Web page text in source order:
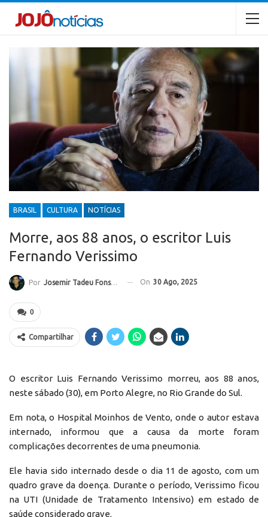
BRASIL CULTURA NOTÍCIAS
Morre, aos 88 anos, o escritor Luis
Fernando Verissimo
Por Josemir Tadeu Fonseca On 30 Ago, 2025
0
Compartilhar
O escritor Luis Fernando Verissimo morreu, aos 88 anos,
neste sábado (30), em Porto Alegre, no Rio Grande do Sul.
Em nota, o Hospital Moinhos de Vento, onde o autor estava
internado, informou que a causa da morte foram
complicações decorrentes de uma pneumonia.
Ele havia sido internado desde o dia 11 de agosto, com um
quadro grave da doença. Durante o período, Verissimo ficou
na UTI (Unidade de Tratamento Intensivo) em estado de
saúde considerado grave.